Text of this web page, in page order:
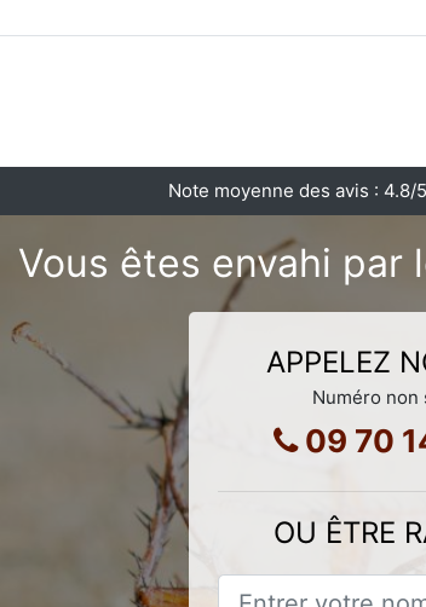
Note moyenne des avis : 4.8/5
Vous êtes envahi par
APPELEZ
Numéro non
09 70
OU ÊTRE